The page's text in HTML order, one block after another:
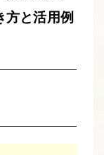
方と活用例